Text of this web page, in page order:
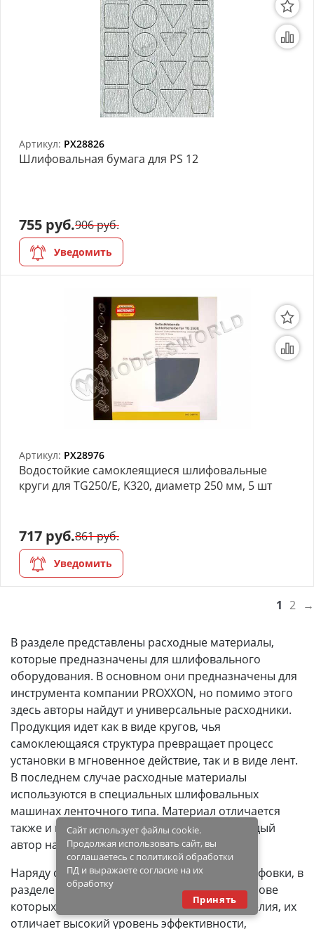
Артикул: PX28826
Шлифовальная бумага для PS 12
755 руб.906 руб.
Уведомить
Артикул: PX28976
Водостойкие самоклеящиеся шлифовальные
круги для TG250/Е, K320, диаметр 250 мм, 5 шт
717 руб.861 руб.
Уведомить
1 2 →
В разделе представлены расходные материалы,
которые предназначены для шлифовального
оборудования. В основном они предназначены для
инструмента компании PROXXON, но помимо этого
здесь авторы найдут и универсальные расходники.
Продукция идет как в виде кругов, чья
самоклеющаяся структура превращает процесс
установки в мгновенное действие, так и в виде лент.
В последнем случае расходные материалы
используются в специальных шлифовальных
машинах ленточного типа. Материал отличается
также и по степени зернистости, так что каждый
автор найдет здесь нужный ему вариант.
Наряду с расходниками для проведения шлифовки, в
разделе идут и полировочные насадки, в основе
которых лежит нейлон. Как и все другие изделия, их
отличает высокий уровень эффективности,
Сайт использует файлы cookie.
Продолжая использовать сайт, вы
соглашаетесь с политикой обработки
ПД и выражаете согласие на их
обработку
Принять